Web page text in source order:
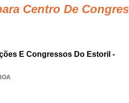
Centro De
E Congressos Do Estoril -